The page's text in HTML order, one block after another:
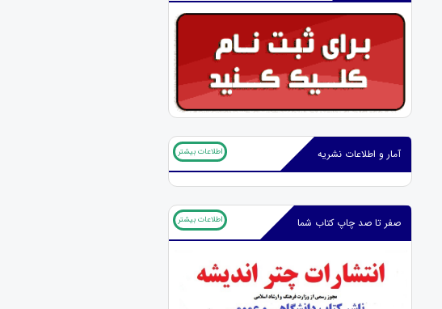
آمار و اطلاعات نشریه اطلاعات بیشتر
صفر تا صد چاپ کتاب شما اطلاعات بیشتر